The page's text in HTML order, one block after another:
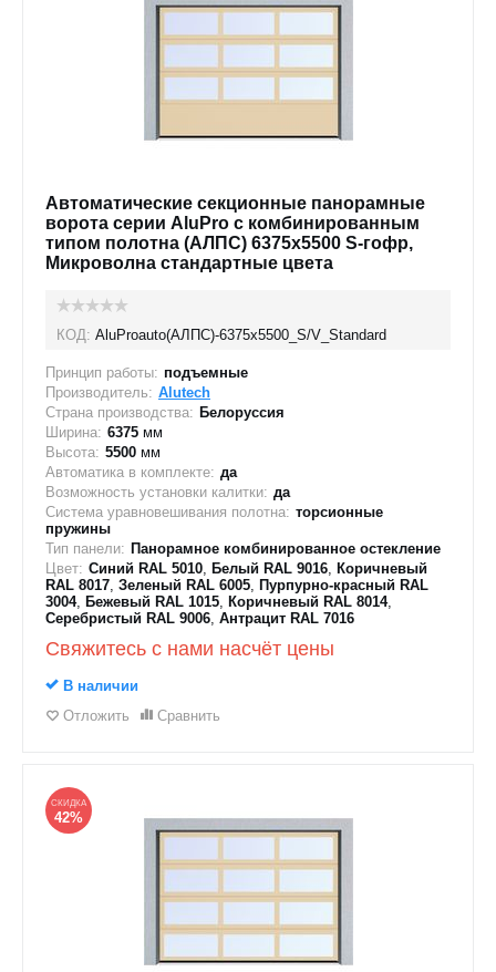
Автоматические секционные панорамные
ворота серии AluPro с комбинированным
типом полотна (АЛПС) 6375х5500 S-гофр,
Микроволна стандартные цвета
КОД: AluProauto(АЛПС)-6375х5500_S/V_Standard
Принцип работы: подъемные
Производитель: Alutech
Страна производства: Белоруссия
Ширина: 6375 мм
Высота: 5500 мм
Автоматика в комплекте: да
Возможность установки калитки: да
Система уравновешивания полотна: торсионные
пружины
Тип панели: Панорамное комбинированное остекление
Цвет: Синий RAL 5010, Белый RAL 9016, Коричневый
RAL 8017, Зеленый RAL 6005, Пурпурно-красный RAL
3004, Бежевый RAL 1015, Коричневый RAL 8014,
Серебристый RAL 9006, Антрацит RAL 7016
Свяжитесь с нами насчёт цены
В наличии
Отложить
Сравнить
СКИДКА
42%